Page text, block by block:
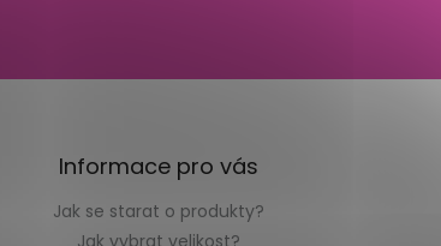
Informace pro vás
Jak se starat o produkty?